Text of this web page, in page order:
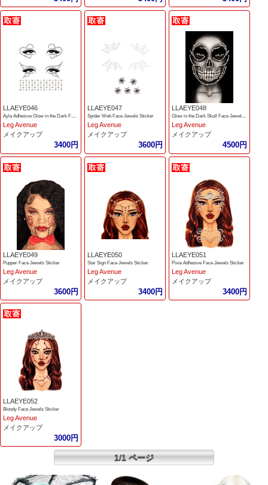
LLAEYE046
Ayla Adhesive Glow in the Dark Face Jewel Sticker
Leg Avenue
メイクアップ
3400円
LLAEYE047
Spider Web Face Jewels Sticker
Leg Avenue
メイクアップ
3600円
LLAEYE048
Glow in the Dark Skull Face Jewels Sticker
Leg Avenue
メイクアップ
4500円
LLAEYE049
Pupper Face Jewels Sticker
Leg Avenue
メイクアップ
3600円
LLAEYE050
Star Sign Face Jewels Sticker
Leg Avenue
メイクアップ
3400円
LLAEYE051
Pixie Adhesive Face Jewels Sticker
Leg Avenue
メイクアップ
3400円
LLAEYE052
Bloody Face Jewels Sticker
Leg Avenue
メイクアップ
3000円
1/1 ページ